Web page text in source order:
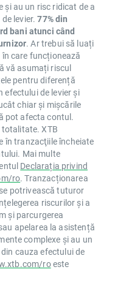
și au un risc ridicat de a
levier.77% din
bani atunci când
. Ar trebui să luați
care funcționează
vă asumați riscul
pentru diferență
efectului de levier și
chiar și mișcările
pot afecta contul.
XTB
în tranzacţiile încheiate
Mai multe
Declarația privind
ro. Tranzacționarea
potrivească tuturor
riscurilor și a
și parcurgerea
apelarea la asistență
complexe și au un
cauza efectului de
roeste